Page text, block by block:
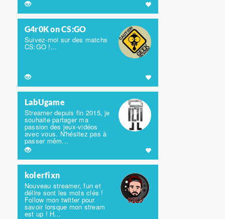
G4r0K on CS:GO
Suivez-moi sur des matchs
CS:GO !...
LabUgame
Streamer depuis fin 2015, je
souhaite partager ma
passion des jeux-vidéos
avec vous. N'hésitez pas à
passer mêm...
kolerfixn
Nouveau streamer, fun et
délire sont les mots clés !
Follow mon twitter pour
savoir lorsque mon stream
est up ! H...